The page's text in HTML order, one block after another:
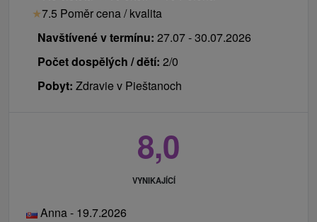
★7.5 Poměr cena / kvalita
Navštívené v termínu: 27.07 - 30.07.2026
Počet dospělých / dětí: 2/0
Pobyt: Zdravie v Pieštanoch
8,0
VYNIKAJÍCÍ
Anna - 19.7.2026